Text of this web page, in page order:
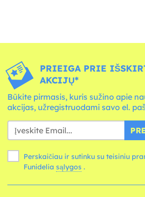
PRIEIGA PRIE
AKCIJŲ*
Būkite pirmasis, kuris sužino apie
akcijas, užregistruodami savo el.
Perskaičiau ir sutinku su teisiniu
Funidelia sąlygos .